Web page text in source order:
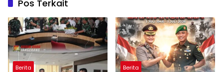
Pos Terkait
Berita Berita